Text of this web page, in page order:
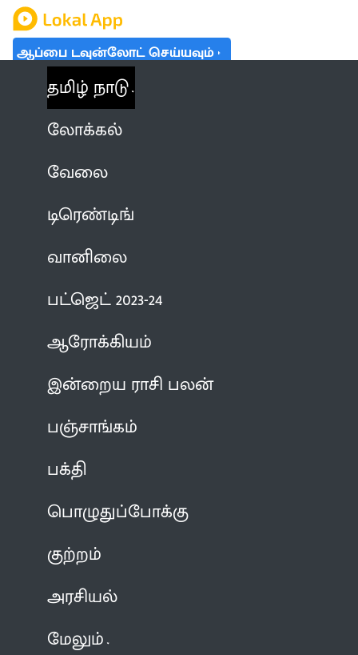
ஆப்பை டவுன்லோட் செய்யவும்
தமிழ் நாடு
லோக்கல்
வேலை
டிரெண்டிங்
வானிலை
பட்ஜெட் 2023-24
ஆரோக்கியம்
இன்றைய ராசி பலன்
பஞ்சாங்கம்
பக்தி
பொழுதுப்போக்கு
குற்றம்
அரசியல்
மேலும்